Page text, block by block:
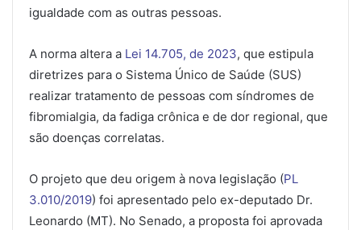
igualdade com as outras pessoas.
A norma altera a Lei 14.705, de 2023, que estipula
diretrizes para o Sistema Único de Saúde (SUS)
realizar tratamento de pessoas com síndromes de
fibromialgia, da fadiga crônica e de dor regional, que
são doenças correlatas.
O projeto que deu origem à nova legislação (PL
3.010/2019) foi apresentado pelo ex-deputado Dr.
Leonardo (MT). No Senado, a proposta foi aprovada